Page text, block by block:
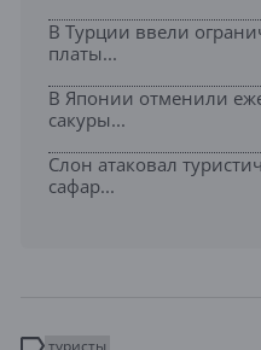
В Турции ввели
платы...
В Японии отменили
сакуры...
Слон атаковал
сафар...
туристы